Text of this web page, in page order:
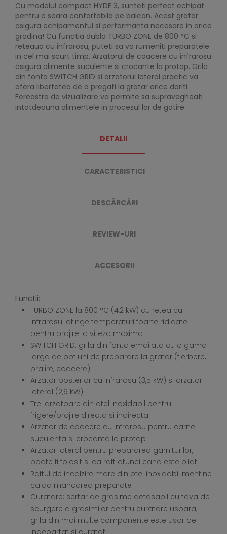
Cu modelul compact HYDE 3, sunteti perfect echipat
pentru o seara confortabila pe balcon. Acest gratar
asigura echipamentul si performanta necesare in orice
gradina! Cu functia dubla TURBO ZONE de 800 °C si
reteaua cu infrarosu, puteti sa va rumeniti preparatele
in cel mai scurt timp. Arzatorul de coacere cu infrarosu
asigura alimente suculente si crocante la protap. Grila
din fonta SWITCH GRID si arzatorul lateral practic va
ofera libertatea de a pregati la gratar orice doriti.
Fereastra de vizualizare va permite sa supravegheati
intotdeauna alimentele in procesul lor de gatire.
DETALII
CARACTERISTICI
DESCĂRCĂRI
REVIEW-URI
ACCESORII
Functii:
TURBO ZONE la 800 °C (4,2 kW) cu retea cu
infrarosu: atinge temperaturi foarte ridicate
pentru prajire la viteza maxima
SWITCH GRID: grila din fonta emailata cu o gama
larga de optiuni de preparare la gratar (fierbere,
prajire, coacere)
Arzator posterior cu infrarosu (3,5 kW) si arzator
lateral (2,9 kW)
Trei arzatoare din otel inoxidabil pentru
frigere/prajire directa si indirecta
Arzator de coacere cu infrarosu pentru carne
suculenta si crocanta la protap
Arzator lateral pentru prepararea garniturilor,
poate fi folosit si ca raft atunci cand este pliat
Raftul de incalzire mare din otel inoxidabil mentine
calda mancarea preparate
Curatare: sertar de grasime detasabil cu tava de
scurgere a grasimilor pentru curatare usoara;
grila din mai multe componente este usor de